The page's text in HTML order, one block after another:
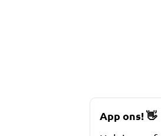
App ons!👋